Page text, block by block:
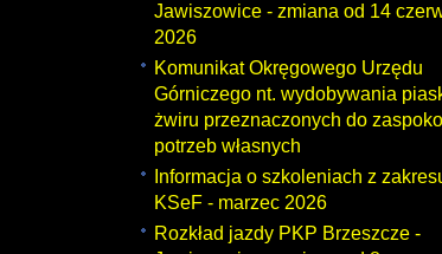
Jawiszowice - zmiana od 14
2026
Komunikat Okręgowego Urzędu
Górniczego nt. wydobywania
żwiru przeznaczonych do
potrzeb własnych
Informacja o szkoleniach z
KSeF - marzec 2026
Rozkład jazdy PKP Brzeszcze -